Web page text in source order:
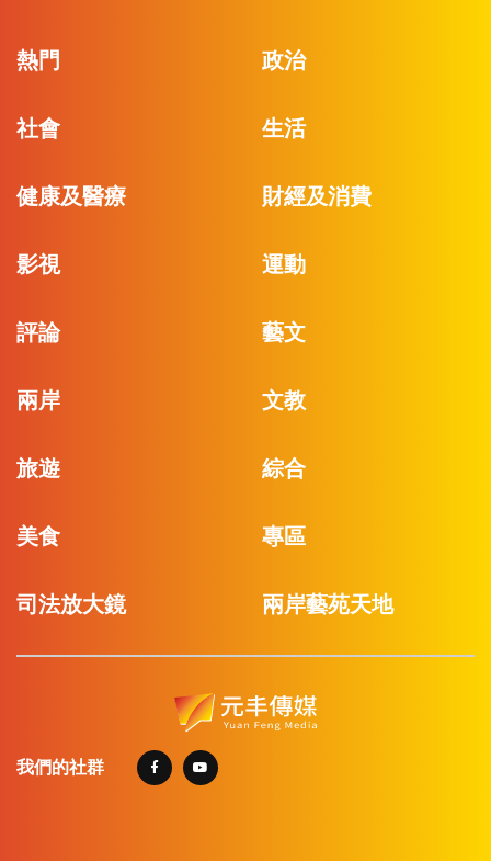
熱門 政治
社會 生活
健康及醫療 財經及消費
影視 運動
評論 藝文
兩岸 文教
旅遊 綜合
美食 專區
司法放大鏡 兩岸藝苑天地
我們的社群